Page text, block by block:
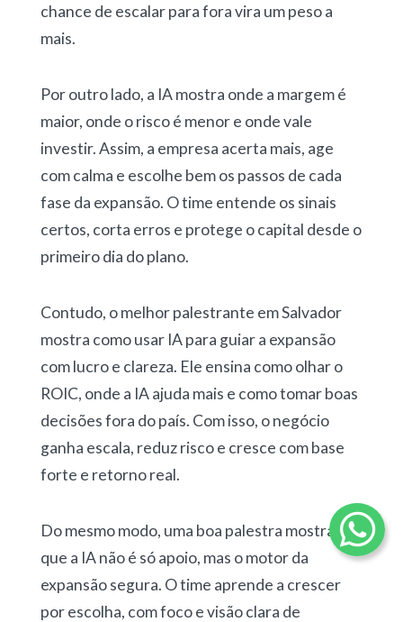
chance de escalar para fora vira um peso a
mais.
Por outro lado, a IA mostra onde a margem é
maior, onde o risco é menor e onde vale
investir. Assim, a empresa acerta mais, age
com calma e escolhe bem os passos de cada
fase da expansão. O time entende os sinais
certos, corta erros e protege o capital desde o
primeiro dia do plano.
Contudo, o melhor palestrante em Salvador
mostra como usar IA para guiar a expansão
com lucro e clareza. Ele ensina como olhar o
ROIC, onde a IA ajuda mais e como tomar boas
decisões fora do país. Com isso, o negócio
ganha escala, reduz risco e cresce com base
forte e retorno real.
Do mesmo modo, uma boa palestra mostra
que a IA não é só apoio, mas o motor da
expansão segura. O time aprende a crescer
por escolha, com foco e visão clara de